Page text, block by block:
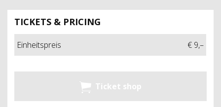
TICKETS & PRICING
Einheitspreis € 9,–
Ticket shop